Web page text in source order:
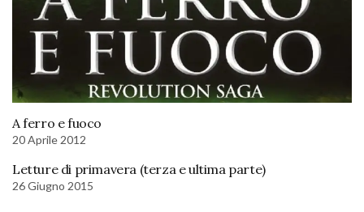
A ferro e fuoco
20 Aprile 2012
Letture di primavera (terza e ultima parte)
26 Giugno 2015